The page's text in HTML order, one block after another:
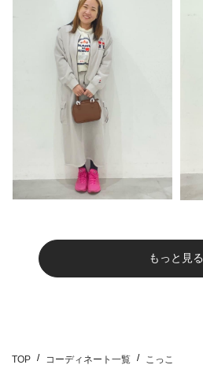
もっと見る
TOP コーディネート一覧 こっこ